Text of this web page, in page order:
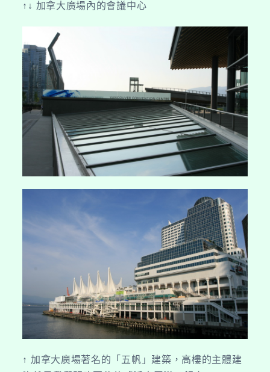
↑↓ 加拿大廣場內的會議中心
↑ 加拿大廣場著名的「五帆」建築，高樓的主體建